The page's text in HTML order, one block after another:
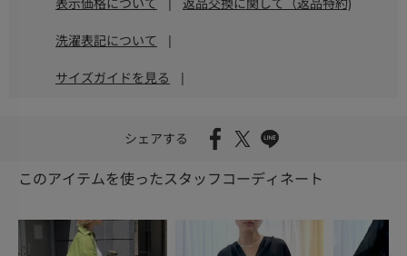
洗濯表記について |
サイズガイドを見る |
シェアする
このアイテムを使ったスタッフコーディネート